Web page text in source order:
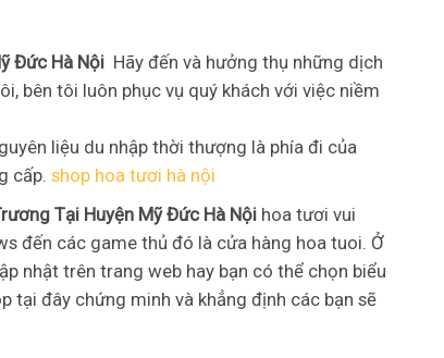
Đức Hà Nội Hãy đến và hưởng thụ những dịch
bên tôi luôn phục vụ quý khách với việc niềm
liệu du nhập thời thượng là phía đi của
cấp. shop hoa tươi hà nội
Tại Huyện Mỹ Đức Hà Nội hoa tươi vui
đến các game thủ đó là cửa hàng hoa tuoi. Ở
nhật trên trang web hay bạn có thể chọn biểu
tại đây chứng minh và khẳng định các bạn sẽ